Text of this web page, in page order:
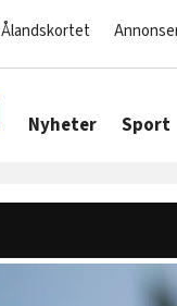
Ålandskortet
Nyheter Sport